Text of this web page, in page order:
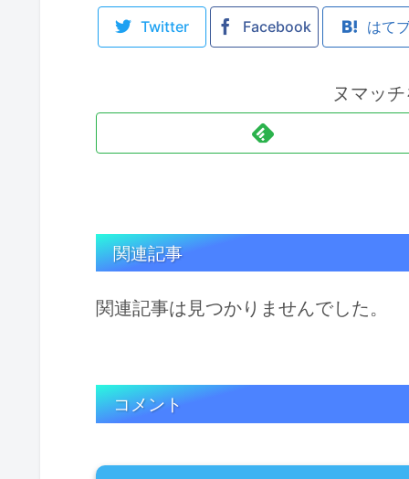
Twitter Facebook はて
ヌマッ
関連記事
関連記事は見つかりませんでした。
コメント